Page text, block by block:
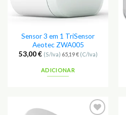
Sensor 3 em 1 TriSensor
Aeotec ZWA005
53,00€ (S/Iva) 65,19€(C/Iva)
ADICIONAR